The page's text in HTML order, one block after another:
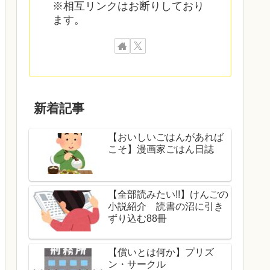
※相互リンクはお断りしており
ます。
新着記事
【おいしいごはんがあれば
こそ】漫画家ごはん日誌
【全部読みたい!!】けんごの
小説紹介 読書の沼に引き
ずり込む88冊
【償いとは何か】プリズ
ン・サークル